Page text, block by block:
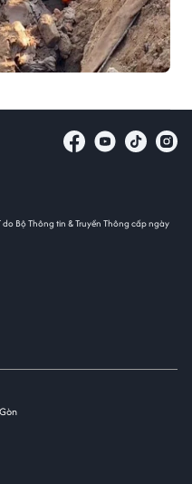
Bộ Thông tin & Truyền Thông cấp ngày